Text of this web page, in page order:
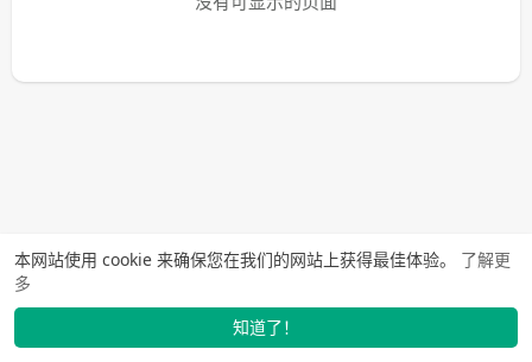
本网站使用 cookie 来确保您在我们的网站上获得最佳体验。 了解更
多
知道了！
发布